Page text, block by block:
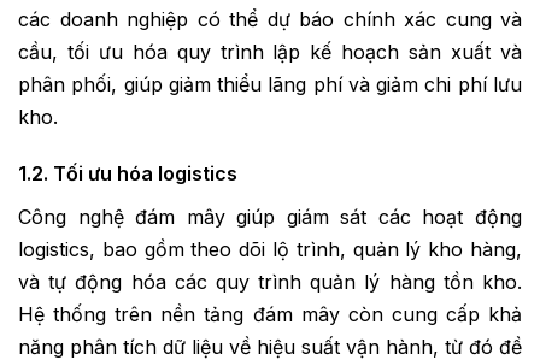
các doanh nghiệp có thể dự báo chính xác cung và
cầu, tối ưu hóa quy trình lập kế hoạch sản xuất và
phân phối, giúp giảm thiểu lãng phí và giảm chi phí lưu
kho.
1.2. Tối ưu hóa logistics
Công nghệ đám mây giúp giám sát các hoạt động
logistics, bao gồm theo dõi lộ trình, quản lý kho hàng,
và tự động hóa các quy trình quản lý hàng tồn kho.
Hệ thống trên nền tảng đám mây còn cung cấp khả
năng phân tích dữ liệu về hiệu suất vận hành, từ đó đề